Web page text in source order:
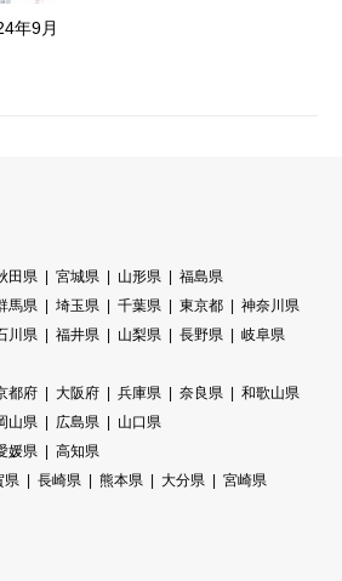
年9月
田県 宮城県 山形県
福島県
馬県 埼玉県 千葉県 東京都
神奈川県
川県 福井県 山梨県 長野県
岐阜県
都府 大阪府 兵庫県 奈良県
和歌山県
山県 広島県
山口県
媛県
高知県
県 長崎県 熊本県 大分県
宮崎県